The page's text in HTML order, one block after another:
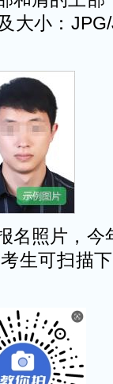
大小：
名照片，今
生可扫描